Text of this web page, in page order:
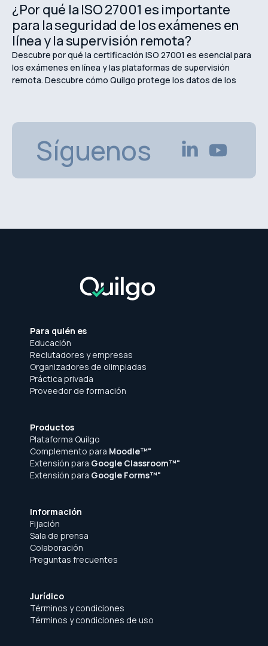
¿Por qué la ISO 27001 es importante
para la seguridad de los exámenes en
línea y la supervisión remota?
Descubre por qué la certificación ISO 27001 es esencial para
los exámenes en línea y las plataformas de supervisión
remota. Descubre cómo Quilgo protege los datos de los
Síguenos
Para quién es
Educación
Reclutadores y empresas
Organizadores de olimpiadas
Práctica privada
Proveedor de formación
Productos
Plataforma Quilgo
Complemento para Moodle™"
Extensión para Google Classroom™"
Extensión para Google Forms™"
Información
Fijación
Sala de prensa
Colaboración
Preguntas frecuentes
Jurídico
Términos y condiciones
Términos y condiciones de uso